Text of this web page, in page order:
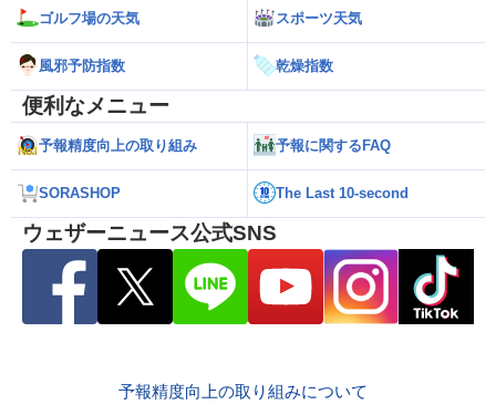
ゴルフ場の天気 スポーツ天気
風邪予防指数 乾燥指数
便利なメニュー
予報精度向上の取り組み 予報に関するFAQ
SORASHOP The Last 10-second
ウェザーニュース公式SNS
予報精度向上の取り組みについて